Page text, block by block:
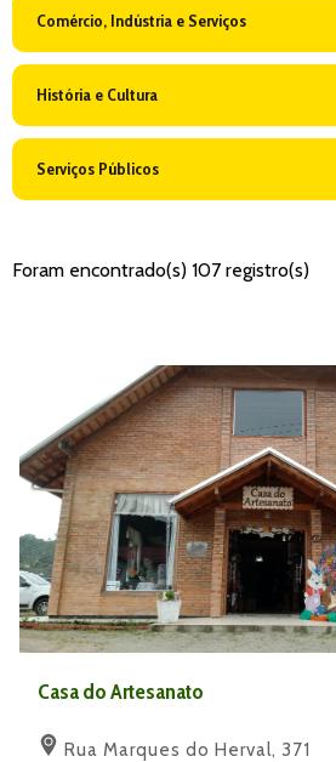
Comércio, Indústria e Serviços
História e Cultura
Serviços Públicos
Foram encontrado(s) 107 registro(s)
Casa do Artesanato
Rua Marques do Herval, 371